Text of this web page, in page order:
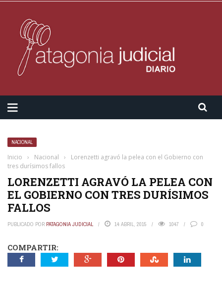
NACIONAL
Inicio › Nacional ›
Lorenzetti agravó la pelea con el Gobierno con
tres durísimos fallos
LORENZETTI AGRAVÓ LA PELEA CON
EL GOBIERNO CON TRES DURÍSIMOS
FALLOS
PUBLICADO POR PATAGONIA JUDICIAL 14 ABRIL, 2015 1047 0
COMPARTIR: